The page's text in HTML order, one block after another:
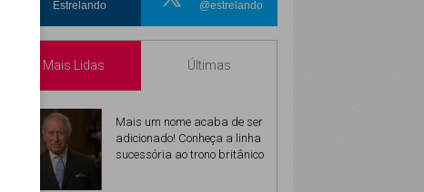
Estrelando @estrelando
Mais Lidas Últimas
Mais um nome acaba de ser
adicionado! Conheça a linha
sucessória ao trono britânico